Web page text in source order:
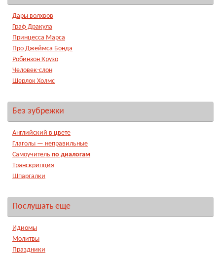
Дары волхвов
Граф Дракула
Принцесса Марса
Про Джеймса Бонда
Робинзон Крузо
Человек-слон
Шерлок Холмс
Без зубрежки
Английский в цвете
Глаголы — неправильные
Самоучитель по диалогам
Транскрипция
Шпаргалки
Послушать еще
Идиомы
Молитвы
Праздники